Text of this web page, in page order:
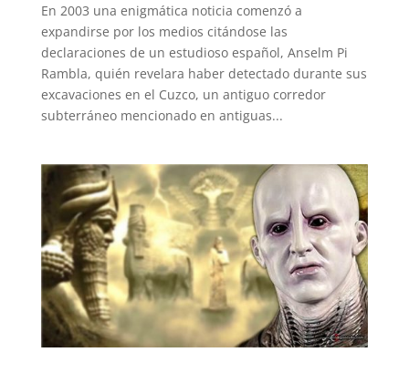
En 2003 una enigmática noticia comenzó a
expandirse por los medios citándose las
declaraciones de un estudioso español, Anselm Pi
Rambla, quién revelara haber detectado durante sus
excavaciones en el Cuzco, un antiguo corredor
subterráneo mencionado en antiguas...